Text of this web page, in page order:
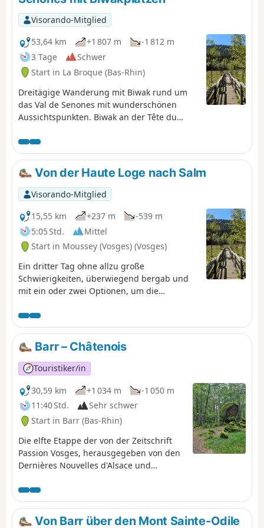
Visorando-Mitglied
53,64 km
+1 807 m
-1 812 m
3 Tage
Schwer
Start in La Broque (Bas-Rhin)
Dreitägige Wanderung mit Biwak rund um
das Val de Senones mit wunderschönen
Aussichtspunkten. Biwak an der Tête du
Von der Haute Loge nach Salm
Visorando-Mitglied
15,55 km
+237 m
-539 m
5:05 Std.
Mittel
Start in Moussey (Vosges) (Vosges)
Ein dritter Tag ohne allzu große
Schwierigkeiten, überwiegend bergab und
mit ein oder zwei Optionen, um die
Barr – Châtenois
Touristiker/in
30,59 km
+1 034 m
-1 050 m
11:40 Std.
Sehr schwer
Start in Barr (Bas-Rhin)
Die elfte Etappe der von der Zeitschrift
Passion Vosges, herausgegeben von den
Dernières Nouvelles d'Alsace und
der Vogesen ist zugleich eine der
längsten der Reise. Sie beginnt in den
Weinbergen und führt Sie durch die
Von Barr über den Mont Sainte-Odile